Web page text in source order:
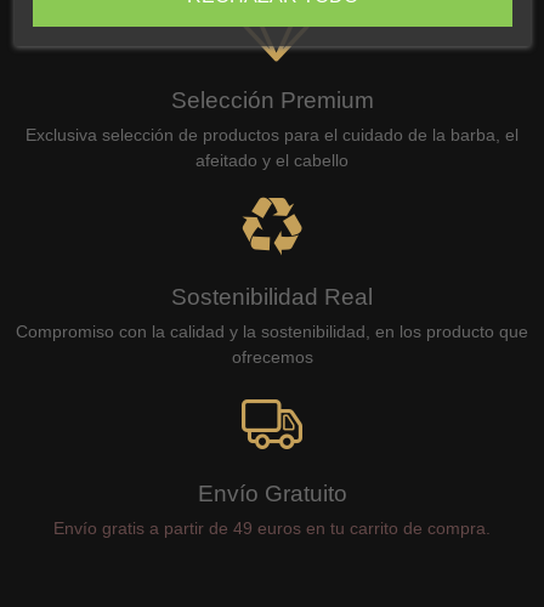
Selección Premium
Exclusiva selección de productos para el cuidado de la barba, el
afeitado y el cabello
Sostenibilidad Real
Compromiso con la calidad y la sostenibilidad, en los producto que
ofrecemos
Envío Gratuito
Envío gratis a partir de 49 euros en tu carrito de compra.